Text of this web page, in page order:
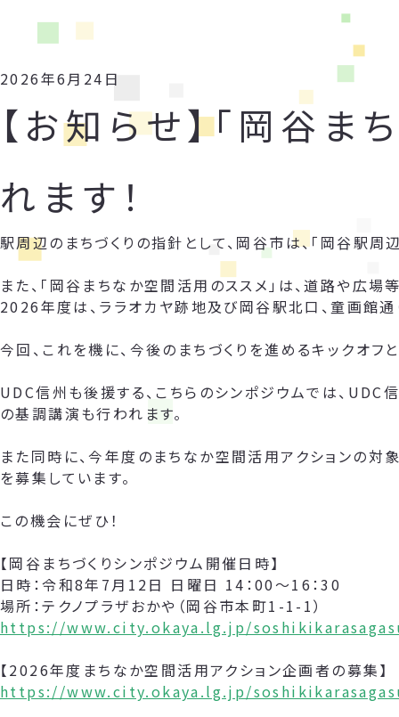
2026年6月24日
【お知らせ】「岡谷
れます！
駅周辺のまちづくりの指針として、岡谷市は、「岡谷駅周
また、「岡谷まちなか空間活用のススメ」は、道路や広
2026年度は、ララオカヤ跡地及び岡谷駅北口、童画館通
今回、これを機に、今後のまちづくりを進めるキックオフ
UDC信州も後援する、こちらのシンポジウムでは、
の基調講演も行われます。
また同時に、今年度のまちなか空間活用アクションの対
を募集しています。
この機会にぜひ！
【岡谷まちづくりシンポジウム開催日時】
日時：令和8年7月12日 日曜日 14：00～16：30
場所：テクノプラザおかや（岡谷市本町1-1-1）
https://www.city.okaya.lg.jp/
【2026年度まちなか空間活用アクション企画者の募集】
https://www.city.okaya.lg.jp/